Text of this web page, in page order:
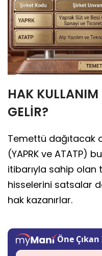
HAK
GELİR?
Temettü dağıtacak
(YAPRK ve ATATP)
itibarıyla sahip olan
hisselerini satsalar
hak kazanırlar.